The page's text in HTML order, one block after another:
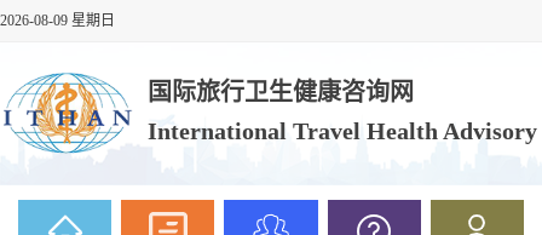
2026-08-09 星期日
国际旅行卫生健康咨询网
International Travel Health